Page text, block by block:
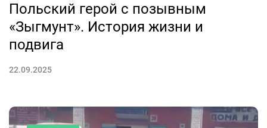
Польский герой с позывным
«Зыгмунт». История жизни и
подвига
22.09.2025